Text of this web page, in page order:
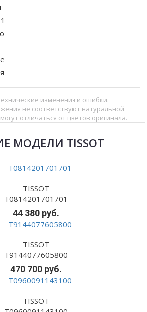
изменения и ошибки.
не соответствуют натуральной
отличаться от цветов оригинала.
МОДЕЛИ TISSOT
TISSOT
T0814201701701
44 380 руб.
TISSOT
T9144077605800
470 700 руб.
TISSOT